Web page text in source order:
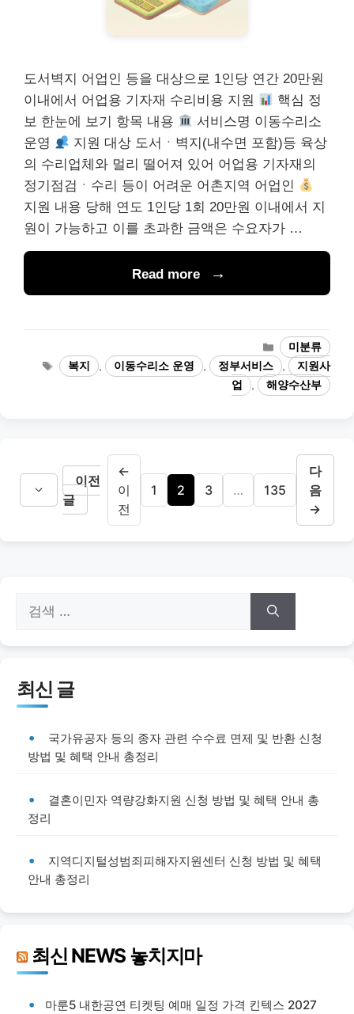
도서벽지 어업인 등을 대상으로 1인당 연간 20만원
이내에서 어업용 기자재 수리비용 지원
핵심 정
보 한눈에 보기 항목 내용
서비스명 이동수리소
운영
지원 대상 도서ㆍ벽지(내수면 포함)등 육상
의 수리업체와 멀리 떨어져 있어 어업용 기자재의
정기점검ㆍ수리 등이 어려운 어촌지역 어업인
지원 내용 당해 연도 1인당 1회 20만원 이내에서 지
원이 가능하고 이를 초과한 금액은 수요자가 …
Read more
카
테
고
리
미분류
태
그
복지 , 이동수리소 운영 , 정부서비스 ,
지원사
업
, 해양수산부
이전
글
←
이
전
페
이
1
페
이
2
페
이
3 …
페
이
135
다
음
→
색:
최신 글
국가유공자 등의 종자 관련 수수료 면제 및 반환 신청
방법 및 혜택 안내 총정리
결혼이민자 역량강화지원 신청 방법 및 혜택 안내 총
정리
지역디지털성범죄피해자지원센터 신청 방법 및 혜택
안내 총정리
최신 NEWS 놓치지마
마룬5 내한공연 티켓팅 예매 일정 가격 킨텍스 2027